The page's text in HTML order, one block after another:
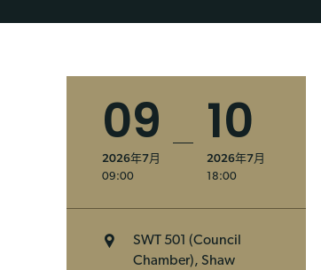
09
2026年7月
09:00
10
2026年7月
18:00
SWT 501 (Council
Chamber), Shaw